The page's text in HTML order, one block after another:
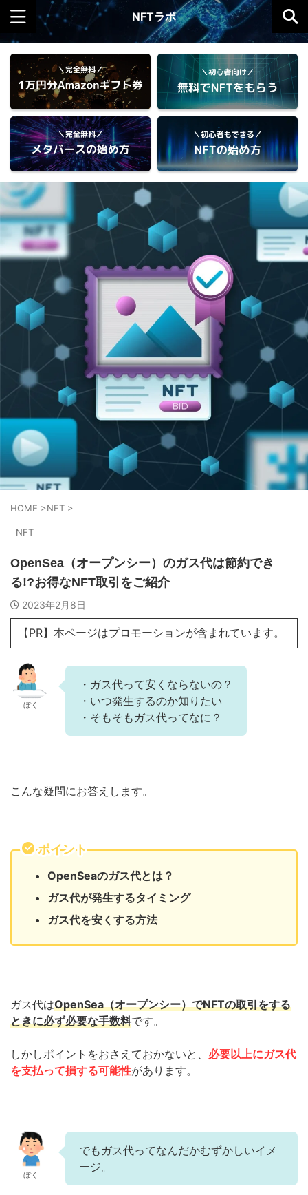
NFTラボ
HOME >NFT >
NFT
OpenSea（オープンシー）のガス代は節約でき
る!?お得なNFT取引をご紹介
2023年2月8日
【PR】本ページはプロモーションが含まれています。
ぼく
・ガス代って安くならないの？
・いつ発生するのか知りたい
・そもそもガス代ってなに？
こんな疑問にお答えします。
ポイント
OpenSeaのガス代とは？
ガス代が発生するタイミング
ガス代を安くする方法
ガス代はOpenSea（オープンシー）でNFTの取引をする
ときに必ず必要な手数料です。
しかしポイントをおさえておかないと、 必要以上にガス代
を支払って損する可能性があります。
ぼく
でもガス代ってなんだかむずかしいイメ
ージ。